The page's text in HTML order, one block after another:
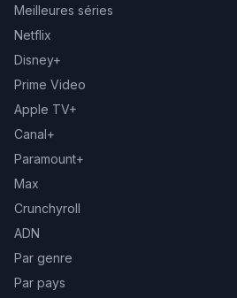
Meilleures séries
Netflix
Disney+
Prime Video
Apple TV+
Canal+
Paramount+
Max
Crunchyroll
ADN
Par genre
Par pays